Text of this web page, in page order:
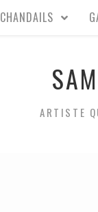
CHANDAILS
ARTISTE